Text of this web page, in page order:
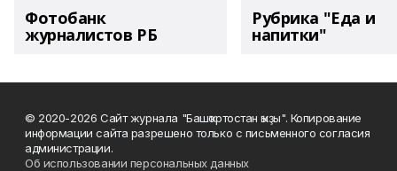
Фотобанк
журналистов РБ
Рубрика "Еда и
напитки"
© 2020-2026 Сайт журнала "Башҡортостан ҡыҙы". Копирование
информации сайта разрешено только с письменного согласия
администрации.
Об использовании персональных данных